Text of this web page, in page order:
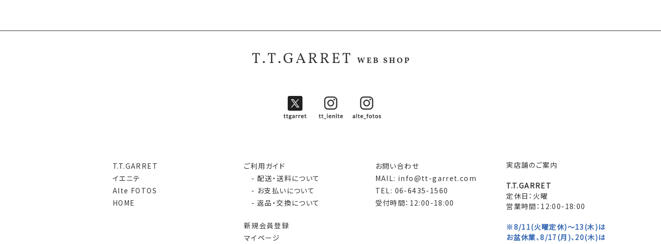
T.T.GARRET
イエニテ
Alte FOTOS
HOME
ご利用ガイド
- 配送・送料について
- お支払いについて
- 返品・交換について
新規会員登録
マイページ
お問い合わせ
MAIL: info@tt-garret.com
TEL: 06-6435-1560
受付時間：12:00-18:00
実店舗のご案内
T.T.GARRET
定休日：火曜
営業時間：12:00-18:00
※8/11(火曜定休)～13(木)は
お盆休業、8/17(月)、20(木)は